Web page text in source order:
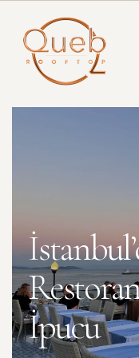
İpucu